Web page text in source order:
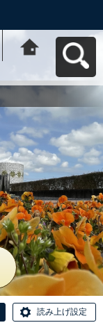
ー ざまっとへ
読み上げ設定